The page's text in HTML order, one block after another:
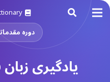
دوره
یادگیری